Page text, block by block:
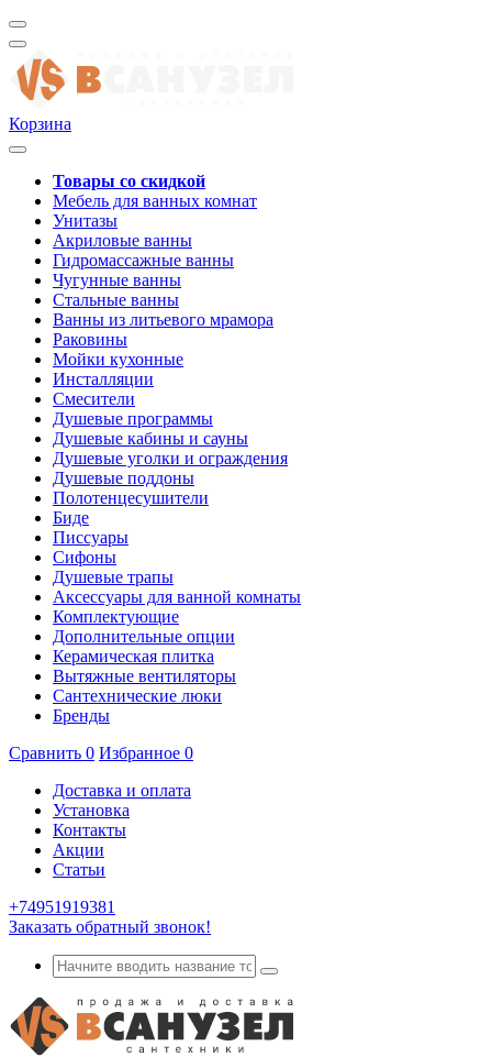
Корзина
Товары со скидкой
Мебель для ванных комнат
Унитазы
Акриловые ванны
Гидромассажные ванны
Чугунные ванны
Стальные ванны
Ванны из литьевого мрамора
Раковины
Мойки кухонные
Инсталляции
Смесители
Душевые программы
Душевые кабины и сауны
Душевые уголки и ограждения
Душевые поддоны
Полотенцесушители
Биде
Писсуары
Сифоны
Душевые трапы
Аксессуары для ванной комнаты
Комплектующие
Дополнительные опции
Керамическая плитка
Вытяжные вентиляторы
Сантехнические люки
Бренды
Сравнить 0 Избранное 0
Доставка и оплата
Установка
Контакты
Акции
Статьи
+74951919381
Заказать обратный звонок!